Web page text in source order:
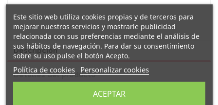
Descripción
Detalles del producto
Este sitio web utiliza cookies propias y de terceros para
mejorar nuestros servicios y mostrarle publicidad
relacionada con sus preferencias mediante el análisis de
sus hábitos de navegación. Para dar su consentimiento
sobre su uso pulse el botón Acepto.
Política de cookies Personalizar cookies
ACEPTAR